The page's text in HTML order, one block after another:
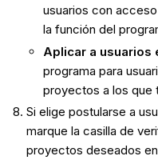
usuarios con
la función del
Aplicar a usuarios
programa para
proyectos a los que
Si elige postularse a
marque la casilla de
proyectos deseados